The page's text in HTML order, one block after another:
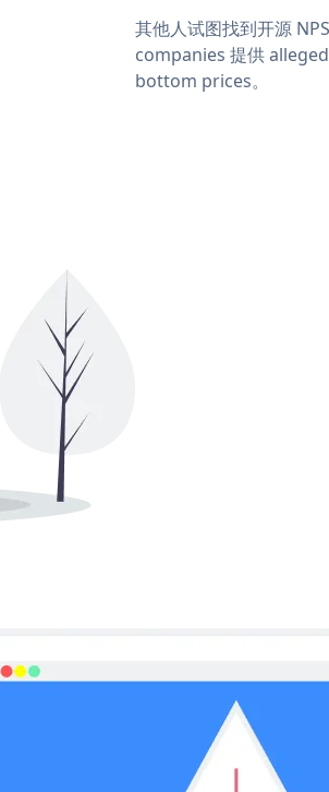
其他人试图找到开源
companies 提供
bottom prices。